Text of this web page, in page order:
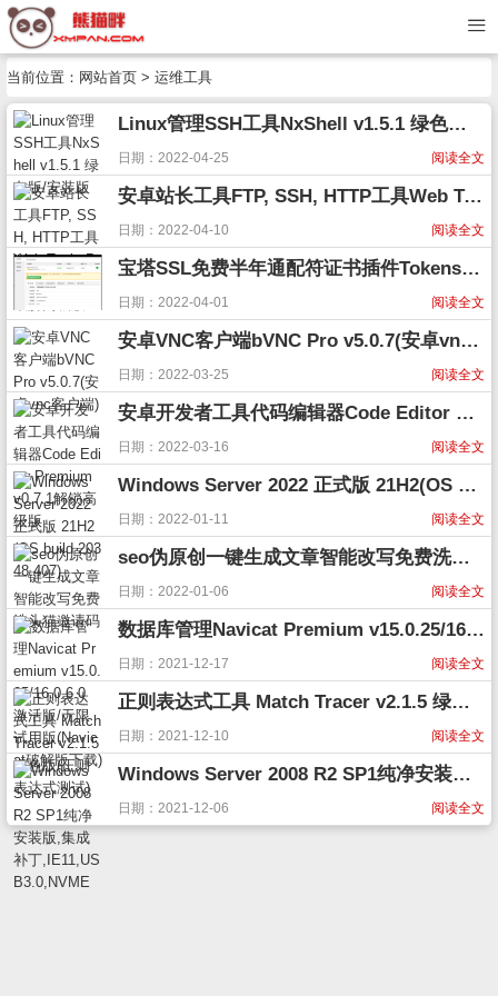
当前位置： 网站首页 > 运维工具
Linux管理SSH工具NxShell v1.5.1 绿色版/安装版
阅读全文
日期：2022-04-25
安卓站长工具FTP, SSH, HTTP工具Web Tools Premium v1.70破解高级版
阅读全文
日期：2022-04-10
宝塔SSL免费半年通配符证书插件Tokenssl v1.0.8
阅读全文
日期：2022-04-01
安卓VNC客户端bVNC Pro v5.0.7(安卓vnc客户端)
阅读全文
日期：2022-03-25
安卓开发者工具代码编辑器Code Editor Premium v0.7.1解锁高级版
阅读全文
日期：2022-03-16
Windows Server 2022 正式版 21H2(OS build 20348.407)
阅读全文
日期：2022-01-11
seo伪原创一键生成文章智能改写免费洗头猫邀请码
阅读全文
日期：2022-01-06
数据库管理Navicat Premium v15.0.25/16.0.6.0 激活版/无限试用版(Navicat破解版下载)
阅读全文
日期：2021-12-17
正则表达式工具 Match Tracer v2.1.5 绿色版(正则表达式测试)
阅读全文
日期：2021-12-10
Windows Server 2008 R2 SP1纯净安装版,集成补丁,IE11,USB3.0,NVME
阅读全文
日期：2021-12-06